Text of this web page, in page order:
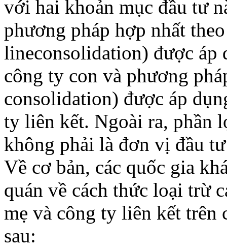
với hai khoản mục đầu tư
phương pháp hợp nhất
lineconsolidation) được áp
công ty con và phương
consolidation) được áp
ty liên kết. Ngoài ra, phần
không phải là đơn vị đầu
Về cơ bản, các quốc gia
quán về cách thức loại trừ
mẹ và công ty liên kết trên
sau: